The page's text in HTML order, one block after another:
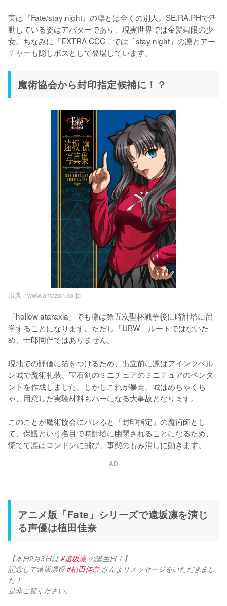
実は『Fate/stay night』の凛とは全くの別人。SE.RA.PHで活
動している姿はアバターであり、現実世界では金髪碧眼の少
女。ちなみに「EXTRA CCC」では「stay night」の凛とアー
チャーも隠しボスとして登場しています。
魔術協会から封印指定候補に！？
出典 : www.amazon.co.jp
「hollow ataraxia」でも凛は第五次聖杯戦争後に時計塔に留
学することになります。ただし「UBW」ルートではないた
め、士郎同伴ではありません。
現地での評価に箔をつけるため、出立前に凛はアインツベル
ン城で魔術礼装、宝石剣のミニチュアのミニチュアのペンダ
ントを作成しました。しかしこれが暴走、城はめちゃくち
ゃ、用意した実験材料もパーになる大事故となります。
このことが魔術協会にバレると「封印指定」の魔術師とし
て、保護という名目で時計塔に幽閉されることになるため、
慌てて凛はロンドンに飛び、事態のもみ消しに動きます。
AD
アニメ版「Fate」シリーズで遠坂凛を演じ
る声優は植田佳奈
【本日2月3日は #遠坂凛 の誕生日！】
記念して遠坂凛役 #植田佳奈 さんよりメッセージをいただきまし
た！
是非ご覧ください。